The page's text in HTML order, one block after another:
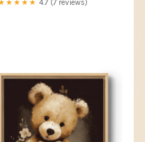
4.7 (7 reviews)